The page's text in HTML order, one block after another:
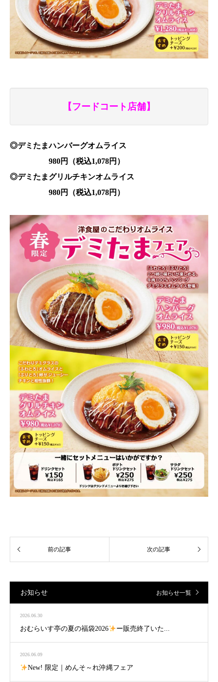
【フードコート店舗】
◎デミたまハンバーグオムライス
980円（税込1,078円）
◎デミたまグリルチキンオムライス
980円（税込1,078円）
お知らせ お知らせ一覧
2026.06.30
おむらいす亭の夏の福袋2026 ー販売終了いた...
2026.06.09
New! 限定｜めんそ～れ沖縄フェア